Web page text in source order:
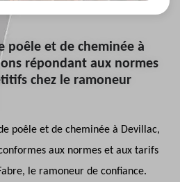
poêle et de cheminée à
répondant aux normes
chez le ramoneur
poêle et de cheminée à Devillac,
aux normes et aux tarifs
le ramoneur de confiance.